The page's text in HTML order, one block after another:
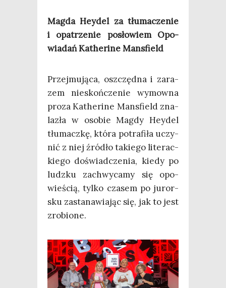
Mag­da Hey­del za tłu­ma­cze­nie
i opa­trze­nie posło­wiem Opo­
wia­dań Kathe­ri­ne Mansfield
Przej­mu­ją­ca, oszczęd­na i zara­
zem nie­skoń­cze­nie wymow­na
pro­za Kathe­ri­ne Mans­field zna­
la­zła w oso­bie Mag­dy Hey­del
tłu­macz­kę, któ­ra potra­fi­ła uczy­
nić z niej źró­dło takie­go lite­rac­
kie­go doświad­cze­nia, kie­dy po
ludz­ku zachwy­ca­my się opo­
wie­ścią, tyl­ko cza­sem po juror­
sku zasta­na­wia­jąc się, jak to jest
zrobione.